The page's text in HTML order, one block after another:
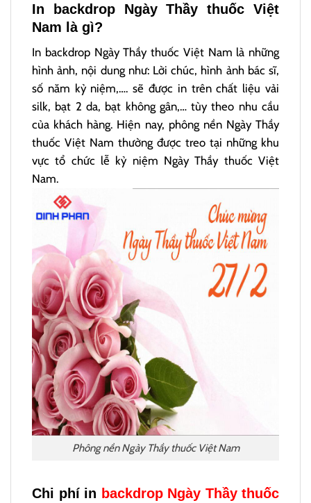
In backdrop Ngày Thầy thuốc Việt
Nam là gì?
In backdrop Ngày Thầy thuốc Việt Nam là những
hình ảnh, nội dung như: Lời chúc, hình ảnh bác sĩ,
số năm kỷ niệm,…. sẽ được in trên chất liệu vải
silk, bạt 2 da, bạt không gân,… tùy theo nhu cầu
của khách hàng. Hiện nay, phông nền Ngày Thầy
thuốc Việt Nam thường được treo tại những khu
vực tổ chức lễ kỷ niệm Ngày Thầy thuốc Việt
Nam.
Phông nền Ngày Thầy thuốc Việt Nam
Chi phí in backdrop Ngày Thầy thuốc